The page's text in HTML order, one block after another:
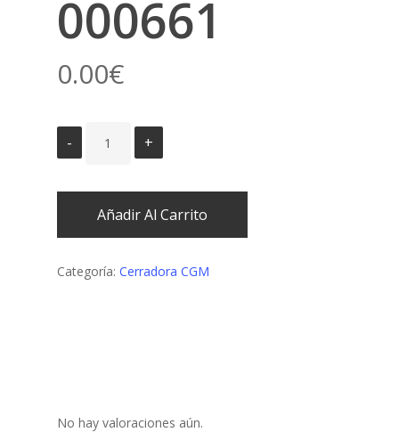
000661
0.00€
Añadir Al Carrito
Categoría: Cerradora CGM
No hay valoraciones aún.